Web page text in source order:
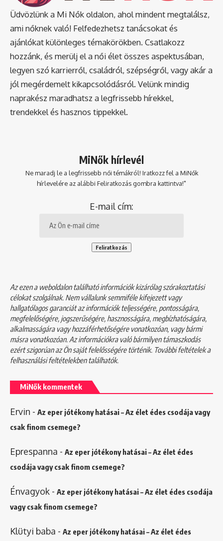
Üdvözlünk a Mi Nők oldalon, ahol mindent megtalálsz,
ami nőknek való! Felfedezhetsz tanácsokat és
ajánlókat különleges témakörökben. Csatlakozz
hozzánk, és merülj el a női élet összes aspektusában,
legyen szó karrierről, családról, szépségről, vagy akár a
jól megérdemelt kikapcsolódásról. Velünk mindig
naprakész maradhatsz a legfrissebb hírekkel,
trendekkel és hasznos tippekkel.
MiNők hírlevél
Ne maradj le a legfrissebb női témákról! Iratkozz fel a MiNők
hírlevelére az alábbi Feliratkozás gombra kattintva!"
E-mail cím:
Az ezen a weboldalon található információk kizárólag szórakoztatási
célokat szolgálnak. Nem vállalunk semmiféle kifejezett vagy
hallgatólagos garanciát az információk teljességére, pontosságára,
megfelelőségére, jogszerűségére, hasznosságára, megbízhatóságára,
alkalmasságára vagy hozzáférhetőségére vonatkozóan, vagy bármi
másra vonatkozóan. Az információkra való bármilyen támaszkodás
ezért szigorúan az Ön saját felelősségére történik. További feltételek a
felhasználási feltételekbentalálhatók.
MiNők kommentek
Ervin - Az eper jótékony hatásai – Az élet édes csodája vagy
csak finom csemege?
Eprespanna - Az eper jótékony hatásai – Az élet édes
csodája vagy csak finom csemege?
Énvagyok - Az eper jótékony hatásai – Az élet édes csodája
vagy csak finom csemege?
Klütyi baba - Az eper jótékony hatásai – Az élet édes